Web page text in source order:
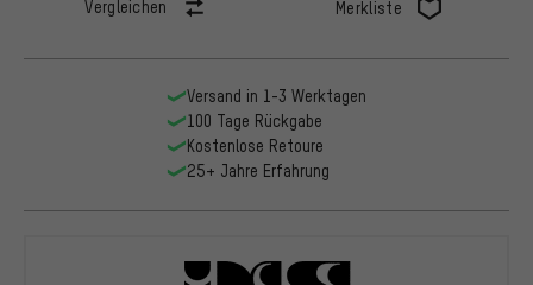
Vergleichen Merkliste
Versand in 1-3 Werktagen
100 Tage Rückgabe
Kostenlose Retoure
25+ Jahre Erfahrung